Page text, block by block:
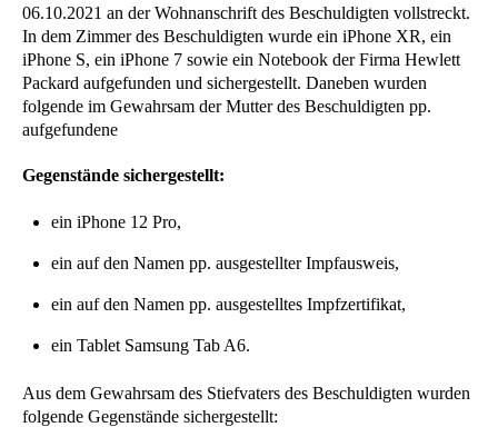
06.10.2021 an der Wohnanschrift des Beschuldigten vollstreckt.
In dem Zimmer des Beschuldigten wurde ein iPhone XR, ein
iPhone S, ein iPhone 7 sowie ein Notebook der Firma Hewlett
Packard aufgefunden und sichergestellt. Daneben wurden
folgende im Gewahrsam der Mutter des Beschuldigten pp.
aufgefundene
Gegenstände sichergestellt:
ein iPhone 12 Pro,
ein auf den Namen pp. ausgestellter Impfausweis,
ein auf den Namen pp. ausgestelltes Impfzertifikat,
ein Tablet Samsung Tab A6.
Aus dem Gewahrsam des Stiefvaters des Beschuldigten wurden
folgende Gegenstände sichergestellt: